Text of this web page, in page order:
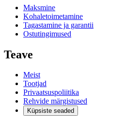
Maksmine
Kohaletoimetamine
Tagastamine ja garantii
Ostutingimused
Teave
Meist
Tootjad
Privaatsuspoliitika
Rehvide märgistused
Küpsiste seaded